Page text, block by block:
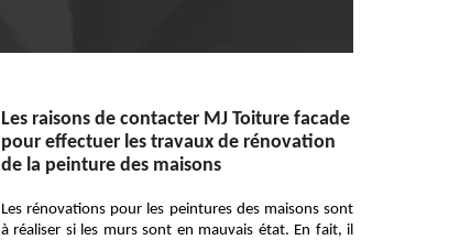
Les raisons de contacter MJ Toiture facade
pour effectuer les travaux de rénovation
de la peinture des maisons
Les rénovations pour les peintures des maisons sont
à réaliser si les murs sont en mauvais état. En fait, il